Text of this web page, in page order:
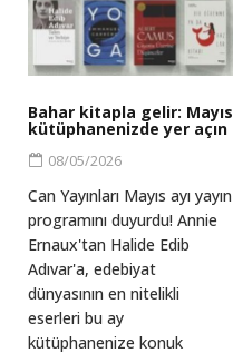
Bahar kitapla gelir: Mayıs
kütüphanenizde yer açın
08/05/2026
Can Yayınları Mayıs ayı yayın
programını duyurdu! Annie
Ernaux'tan Halide Edib
Adıvar'a, edebiyat
dünyasının en nitelikli
eserleri bu ay
kütüphanenize konuk